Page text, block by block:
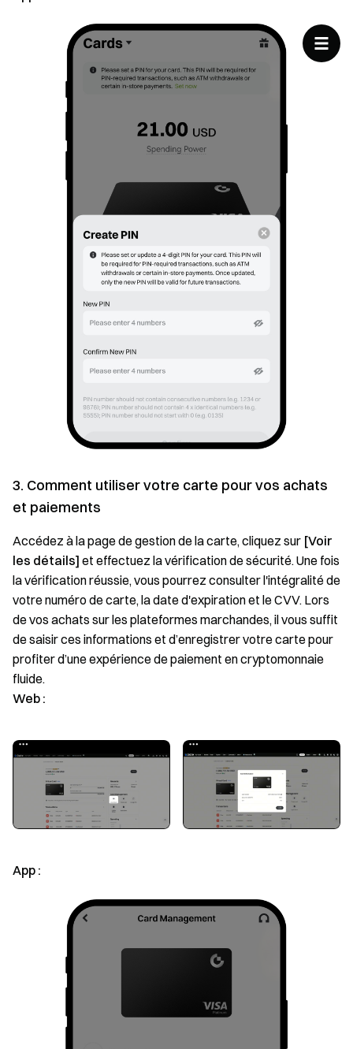
3. Comment utiliser votre carte pour vos achats
et paiements
Accédez à la page de gestion de la carte, cliquez sur [Voir
les détails] et effectuez la vérification de sécurité. Une fois
la vérification réussie, vous pourrez consulter l'intégralité de
votre numéro de carte, la date d'expiration et le CVV. Lors
de vos achats sur les plateformes marchandes, il vous suffit
de saisir ces informations et d’enregistrer votre carte pour
profiter d’une expérience de paiement en cryptomonnaie
fluide.
Web :
App :